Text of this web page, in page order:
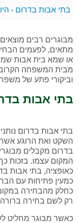
בתי אבות בדרום -
מבוגרים רבים
מתאים, לפעמים
או שמא בית אבות
מבית המשפחה
וביקורי פתע של
בתי אבות
בתי אבות בדרום
השקט ואת הרוגע
בדרום מקבלים
המקום עצמו. בזכות
כאופציה, בתי אבות
כמעין פתיחות עם
כחלק מהבחירה
רק לשם בחירה ברורה
כאשר מבוגר מחליט